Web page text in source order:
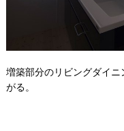
増築部分のリビングダイ
がる。